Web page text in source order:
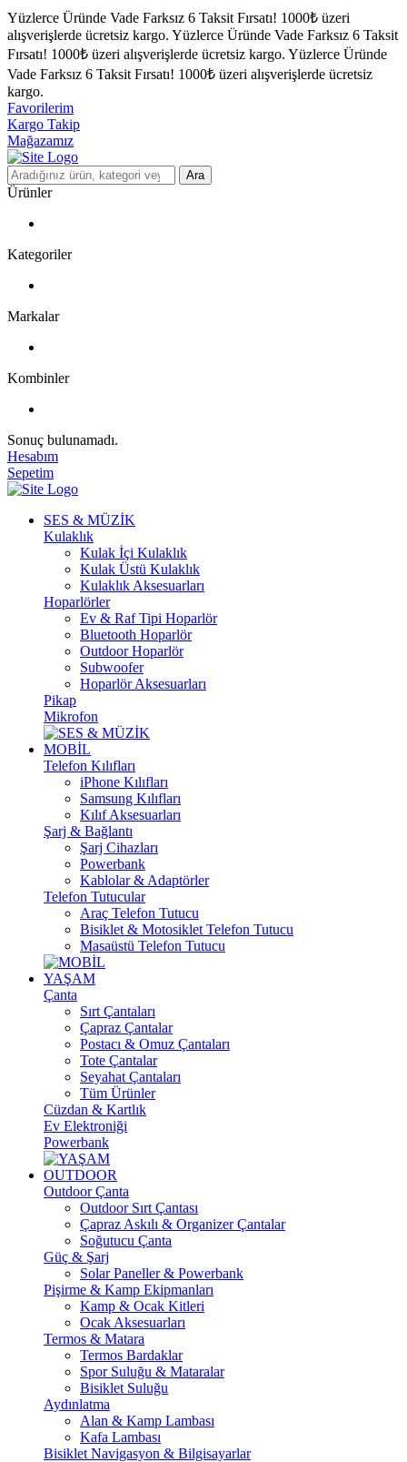
Yüzlerce Üründe Vade Farksız 6 Taksit Fırsatı! 1000₺ üzeri
alışverişlerde ücretsiz kargo. Yüzlerce Üründe Vade Farksız 6 Taksit
Fırsatı! 1000₺ üzeri alışverişlerde ücretsiz kargo. Yüzlerce Üründe
Vade Farksız 6 Taksit Fırsatı! 1000₺ üzeri alışverişlerde ücretsiz
kargo.
Favorilerim
Kargo Takip
Mağazamız
Ara
Ürünler
Kategoriler
Markalar
Kombinler
Sonuç bulunamadı.
Hesabım
Sepetim
SES & MÜZİK
Kulaklık
Kulak İçi Kulaklık
Kulak Üstü Kulaklık
Kulaklık Aksesuarları
Hoparlörler
Ev & Raf Tipi Hoparlör
Bluetooth Hoparlör
Outdoor Hoparlör
Subwoofer
Hoparlör Aksesuarları
Pikap
Mikrofon
MOBİL
Telefon Kılıfları
iPhone Kılıfları
Samsung Kılıfları
Kılıf Aksesuarları
Şarj & Bağlantı
Şarj Cihazları
Powerbank
Kablolar & Adaptörler
Telefon Tutucular
Araç Telefon Tutucu
Bisiklet & Motosiklet Telefon Tutucu
Masaüstü Telefon Tutucu
YAŞAM
Çanta
Sırt Çantaları
Çapraz Çantalar
Postacı & Omuz Çantaları
Tote Çantalar
Seyahat Çantaları
Tüm Ürünler
Cüzdan & Kartlık
Ev Elektroniği
Powerbank
OUTDOOR
Outdoor Çanta
Outdoor Sırt Çantası
Çapraz Askılı & Organizer Çantalar
Soğutucu Çanta
Güç & Şarj
Solar Paneller & Powerbank
Pişirme & Kamp Ekipmanları
Kamp & Ocak Kitleri
Ocak Aksesuarları
Termos & Matara
Termos Bardaklar
Spor Suluğu & Mataralar
Bisiklet Suluğu
Aydınlatma
Alan & Kamp Lambası
Kafa Lambası
Bisiklet Navigasyon & Bilgisayarlar